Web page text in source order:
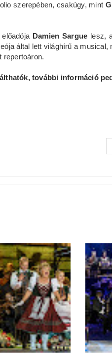
szerepében, csakúgy, mint
Damien Sargue lesz,
által lett világhírű a musical,
repertoáron.
további információ